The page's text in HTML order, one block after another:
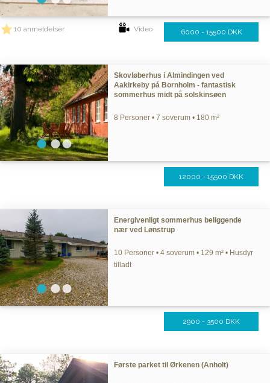
10 anmeldelser Video 6000 - 15500 DKK
Skovløberhus i Almindingen ved
Aakirkeby på Bornholm - fantastisk
sommerhus midt på solskinsøen
8 Personer • 7 soverum • 180 m²
12000 - 15500 DKK
Energivenligt sommerhus beliggende
nær ved Lønstrup
10 Personer • 4 soverum • 129 m² • Husdyr
tilladt
2900 - 3500 DKK
Første parket til Ørkenen (Anholt)